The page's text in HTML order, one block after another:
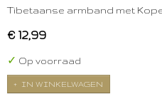
Tibetaanse armband met
€ 12,99
✓ Op voorraad
IN WINKELWAGEN